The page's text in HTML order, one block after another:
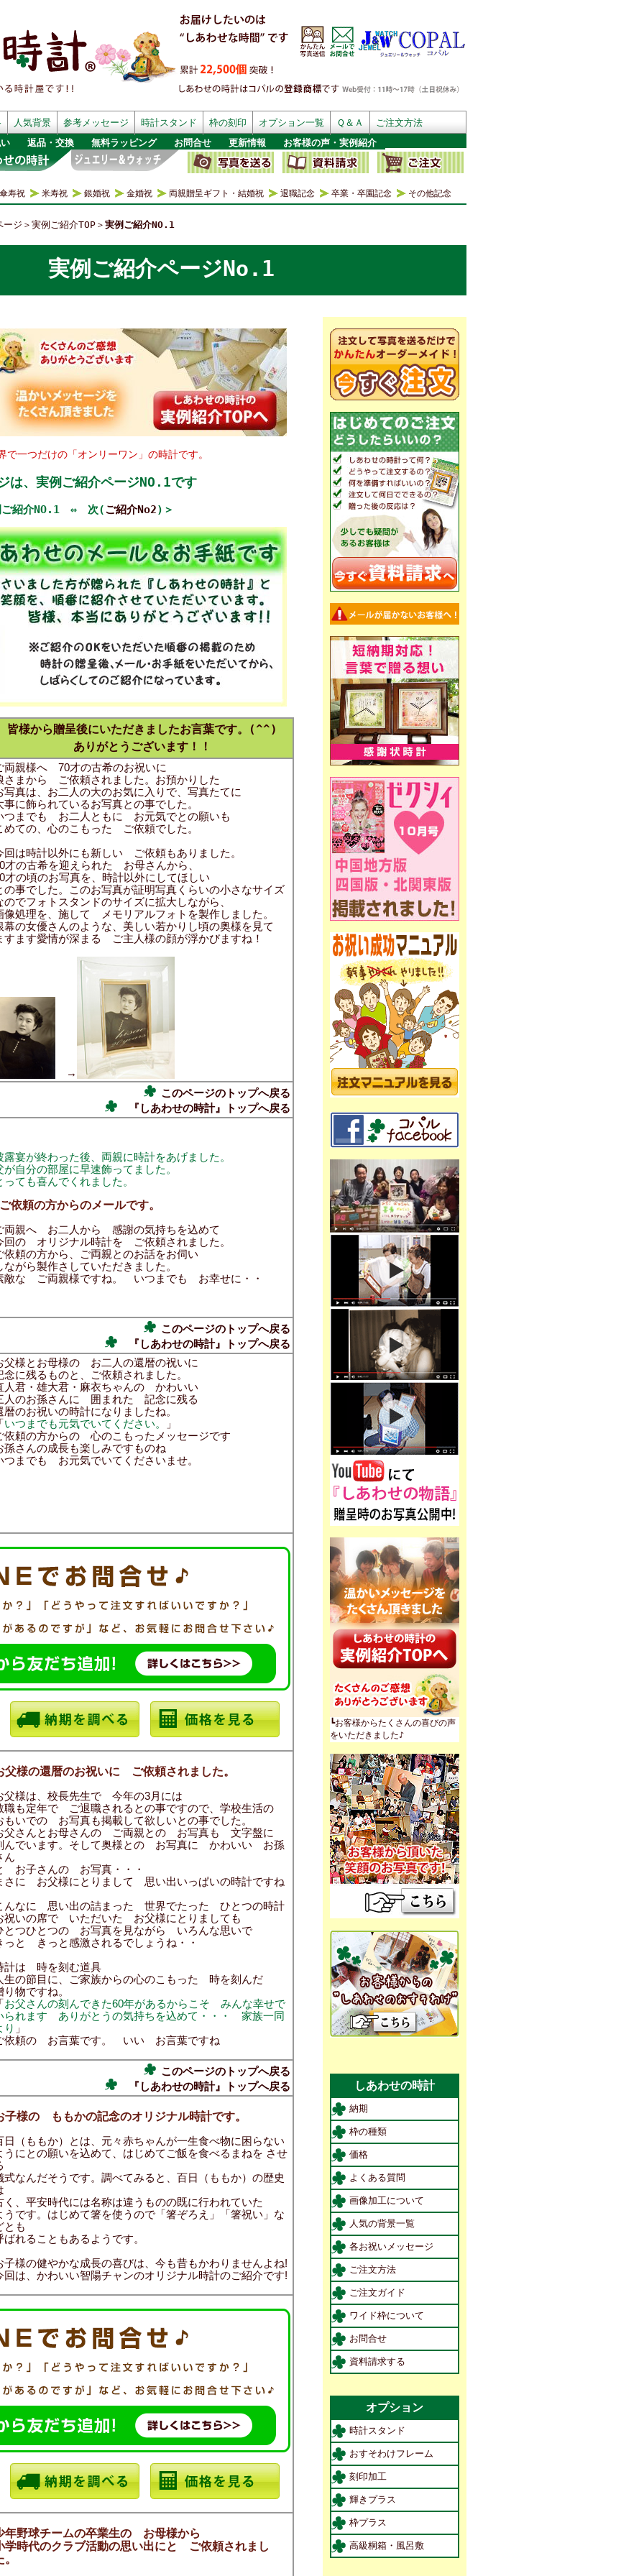
人気背景 参考メッセージ 時計スタンド 枠の刻印 オプション一覧 Ｑ＆Ａ
ご注文方法
返品・交換 無料ラッピング お問合せ 更新情報 お客様の声・実例紹介
傘寿祝 米寿祝 銀婚祝 金婚祝 両親贈呈ギフト・結婚祝 退職記念 卒業・卒園記念 その他記念
ージ ＞ 実例ご紹介TOP ＞ 実例ご紹介NO.1
実例ご紹介ページNo.1
一つだけの「オンリーワン」の時計です。
は、実例ご紹介ページNO.1です
ご紹介NO.1 ⇔ 次(ご紹介No2)＞
皆様から贈呈後にいただきましたお言葉です。(^^)
ありがとうございます！！
両親様へ 70才の古希のお祝いに
さまから ご依頼されました。お預かりした
写真は、お二人の大のお気に入りで、写真たてに
事に飾られているお写真との事でした。
つまでも お二人ともに お元気でとの願いも
めての、心のこもった ご依頼でした。
回は時計以外にも新しい ご依頼もありました。
才の古希を迎えられた お母さんから、
才の頃のお写真を、時計以外にしてほしい
の事でした。このお写真が証明写真くらいの小さなサイズ
のでフォトスタンドのサイズに拡大しながら、
像処理を、施して メモリアルフォトを製作しました。
幕の女優さんのような、美しい若かりし頃の奥様を見て
すます愛情が深まる ご主人様の顔が浮かびますね！
→
このページのトップへ戻る
『しあわせの時計』トップへ戻る
露宴が終わった後、両親に時計をあげました。
が自分の部屋に早速飾ってました。
っても喜んでくれました。
依頼の方からのメールです。
両親へ お二人から 感謝の気持ちを込めて
回の オリジナル時計を ご依頼されました。
依頼の方から、ご両親とのお話をお伺い
ながら製作さしていただきました。
敵な ご両親様ですね。 いつまでも お幸せに・・
このページのトップへ戻る
『しあわせの時計』トップへ戻る
父様とお母様の お二人の還暦の祝いに
念に残るものと、ご依頼されました。
人君・雄大君・麻衣ちゃんの かわいい
人のお孫さんに 囲まれた 記念に残る
暦のお祝いの時計になりましたね。
いつまでも元気でいてください。
」
依頼の方からの 心のこもったメッセージです
孫さんの成長も楽しみですものね
つまでも お元気でいてくださいませ。
父様の還暦のお祝いに ご依頼されました。
父様は、校長先生で 今年の3月には
職も定年で ご退職されるとの事ですので、学校生活の
もいでの お写真も掲載して欲しいとの事でした。
父さんとお母さんの ご両親との お写真も 文字盤に
んでいます。そして奥様との お写真に かわいい お孫
ん
お子さんの お写真・・・
さに お父様にとりまして 思い出いっぱいの時計ですね
んなに 思い出の詰まった 世界でたった ひとつの時計
祝いの席で いただいた お父様にとりましても
とつひとつの お写真を見ながら いろんな思いで
っと きっと感激されるでしょうね・・
計は 時を刻む道具
生の節目に、ご家族からの心のこもった 時を刻んだ
り物ですね。
お父さんの刻んできた60年があるからこそ みんな幸せで
られます ありがとうの気持ちを込めて・・・ 家族一同
り 」
依頼の お言葉です。 いい お言葉ですね
このページのトップへ戻る
『しあわせの時計』トップへ戻る
子様の ももかの記念のオリジナル時計です。
日（ももか）とは、元々赤ちゃんが一生食べ物に困らない
うにとの願いを込めて、はじめてご飯を食べるまねを させ
式なんだそうです。調べてみると、百日（ももか）の歴史
く、平安時代には名称は違うものの既に行われていた
うです。はじめて箸を使うので「箸ぞろえ」「箸祝い」な
とも
ばれることもあるようです。
子様の健やかな成長の喜びは、今も昔もかわりませんよね!
回は、かわいい智陽チャンのオリジナル時計のご紹介です!
年野球チームの卒業生の お母様から
学時代のクラブ活動の思い出にと ご依頼されまし
。
┗お客様からたくさんの喜びの声
をいただきました♪
しあわせの時計
納期
枠の種類
価格
よくある質問
画像加工について
人気の背景一覧
各お祝いメッセージ
ご注文方法
ご注文ガイド
ワイド枠について
お問合せ
資料請求する
オプション
時計スタンド
おすそわけフレーム
刻印加工
輝きプラス
枠プラス
高級桐箱・風呂敷